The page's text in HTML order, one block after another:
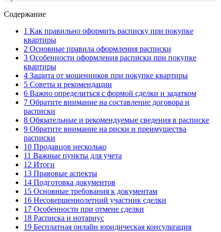
Содержание
1 Как правильно оформить расписку при покупке
квартиры
2 Основные правила оформления расписки
3 Особенности оформления расписки при покупке
квартиры
4 Защита от мошенников при покупке квартиры
5 Советы и рекомендации
6 Важно определиться с формой сделки и задатком
7 Обратите внимание на составление договора и
расписки
8 Обязательные и рекомендуемые сведения в расписке
9 Обратите внимание на риски и преимущества
расписки
10 Продавцов несколько
11 Важные пункты для учета
12 Итоги
13 Правовые аспекты
14 Подготовка документов
15 Основные требования к документам
16 Несовершеннолетний участник сделки
17 Особенности при отмене сделки
18 Расписка и нотариус
19 Бесплатная онлайн юридическая консультация